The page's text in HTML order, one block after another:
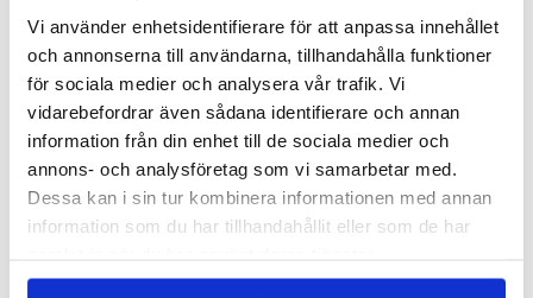
Vi använder enhetsidentifierare för att anpassa innehållet
och annonserna till användarna, tillhandahålla funktioner
för sociala medier och analysera vår trafik. Vi
vidarebefordrar även sådana identifierare och annan
information från din enhet till de sociala medier och
annons- och analysföretag som vi samarbetar med.
Dessa kan i sin tur kombinera informationen med annan
information som du har tillhandahållit eller som de har